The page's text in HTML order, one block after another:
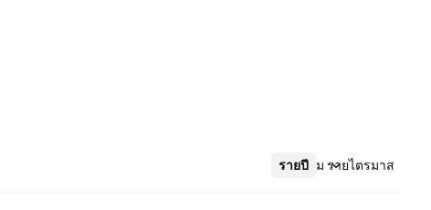
รายปี รายไตรมาส
เพิ่มเติม